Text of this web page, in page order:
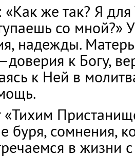
же так? Я для
со мной?»
надежды.
к Богу,
к Ней в
буря, сомнения,
в жизни